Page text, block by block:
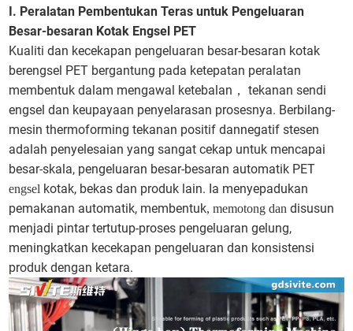
I. Peralatan Pembentukan Teras untuk Pengeluaran
Besar-besaran Kotak Engsel PET
Kualiti dan kecekapan pengeluaran besar-besaran kotak
berengsel PET bergantung pada ketepatan peralatan
membentuk dalam mengawal ketebalan ，
tekanan sendi
engsel dan keupayaan penyelarasan prosesnya. Berbilang-
mesin thermoforming tekanan positif dannegatif stesen
adalah penyelesaian yang sangat cekap untuk mencapai
besar-skala, pengeluaran besar-besaran automatik PET
engsel kotak, bekas dan produk lain. Ia menyepadukan
pemakanan automatik, membentuk, memotong dan disusun
menjadi pintar tertutup-proses pengeluaran gelung,
meningkatkan kecekapan pengeluaran dan konsistensi
produk dengan ketara.